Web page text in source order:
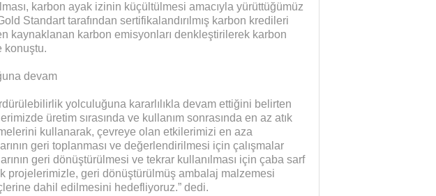
karbon ayak izinin küçültülmesi amacıyla yürüttüğümüz
Standart tarafından sertifikalandırılmış karbon kredileri
kaynaklanan karbon emisyonları denkleştirilerek karbon
konuştu.
devam
yolculuğuna kararlılıkla devam ettiğini belirten
üretim sırasında ve kullanım sonrasında en az atık
kullanarak, çevreye olan etkilerimizi en aza
geri toplanması ve değerlendirilmesi için çalışmalar
geri dönüştürülmesi ve tekrar kullanılması için çaba sarf
projelerimizle, geri dönüştürülmüş ambalaj malzemesi
dahil edilmesini hedefliyoruz.” dedi.